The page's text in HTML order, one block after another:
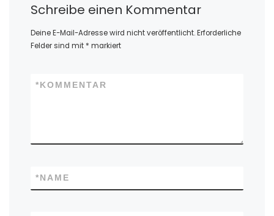
Schreibe einen Kommentar
Deine E-Mail-Adresse wird nicht veröffentlicht.Erforderliche
Felder sind mit * markiert
KOMMENTAR
*
NAME
*